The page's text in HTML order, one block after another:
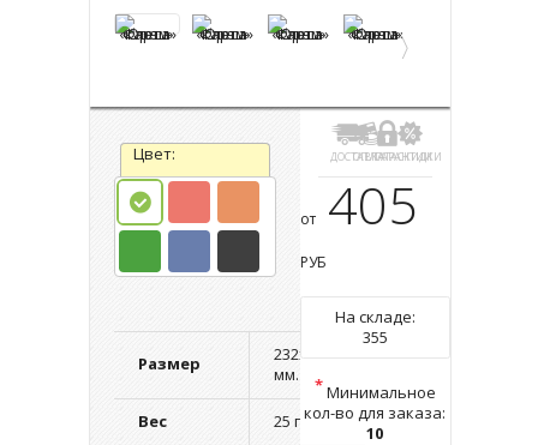
Цвет:
Размер
232х21х3
мм.
Вес 25 г.
ДОСТАВКА
ОПЛАТАГАРАНТИИ
СКИДКИ
от 405
РУБ
На складе:
355
*Минимальное
кол-во для заказа:
10